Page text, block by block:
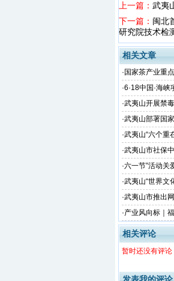
上一篇： 武夷
下一篇： 闽北
研究院技术检
相关文章
· 国家茶产业重
·6·18中国·海
金额51.38亿
·武夷山开展禁
·武夷山部署国
·武夷山“六个重
·武夷山市社保
·六一节”活动关
·武夷山“世界文
·武夷山市推出
·产业风向标｜
向千亿目标！
相关评论
暂时还没有评论